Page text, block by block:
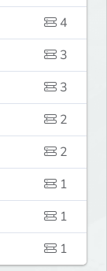
4
3
3
2
2
1
1
1